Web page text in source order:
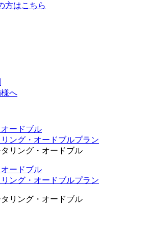
方はこちら
へ
ードブル
ング・オードブルプラン
リング・オードブル
ードブル
ング・オードブルプラン
リング・オードブル